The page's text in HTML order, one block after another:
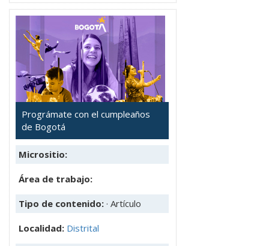
Prográmate con el cumpleaños
de Bogotá
Micrositio:
Área de trabajo:
Tipo de contenido: · Artículo
Localidad: Distrital